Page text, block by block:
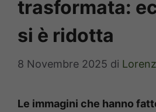
trasformata:
si è ridotta
8 Novembre 2025 di
Le immagini che hanno